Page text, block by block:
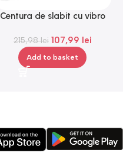
Centura de slabit cu vibro
telecomanda, negru
215,98lei 107,99 lei
Add to basket